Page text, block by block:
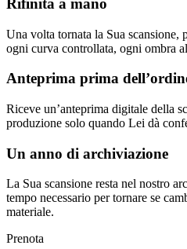
Rifinita a mano
Una volta tornata la Sua
ogni curva controllata, ogni ombra
Anteprima prima
Riceve un’anteprima digitale della
produzione solo quando Lei dà
Un anno di archiviazione
La Sua scansione resta nel nostro
tempo necessario per tornare se
materiale.
Prenota